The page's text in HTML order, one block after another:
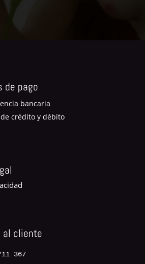
de pago
bancaria
crédito y débito
al cliente
367